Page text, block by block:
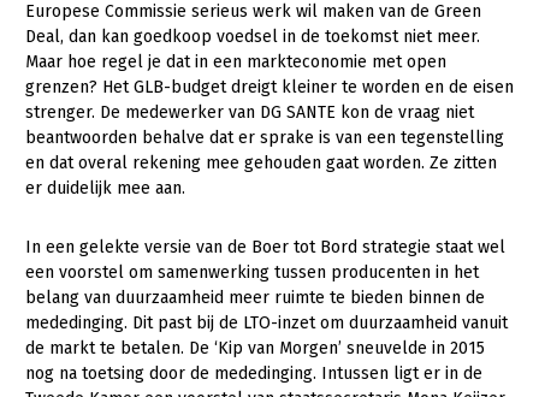
Europese Commissie serieus werk wil maken van de Green
Deal, dan kan goedkoop voedsel in de toekomst niet meer.
Maar hoe regel je dat in een markteconomie met open
grenzen? Het GLB-budget dreigt kleiner te worden en de eisen
strenger. De medewerker van DG SANTE kon de vraag niet
beantwoorden behalve dat er sprake is van een tegenstelling
en dat overal rekening mee gehouden gaat worden. Ze zitten
er duidelijk mee aan.
In een gelekte versie van de Boer tot Bord strategie staat wel
een voorstel om samenwerking tussen producenten in het
belang van duurzaamheid meer ruimte te bieden binnen de
mededinging. Dit past bij de LTO-inzet om duurzaamheid vanuit
de markt te betalen. De ‘Kip van Morgen’ sneuvelde in 2015
nog na toetsing door de mededinging. Intussen ligt er in de